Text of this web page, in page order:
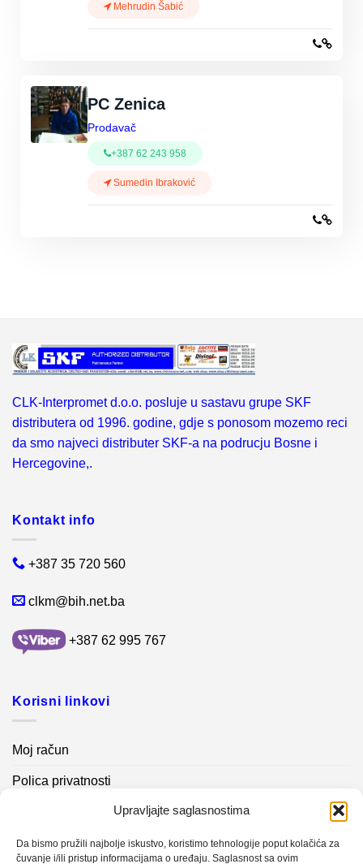
Upravljajte saglasnostima
Da bismo pružili najbolje iskustvo, koristimo tehnologije poput kolačića za
čuvanje i/ili pristup informacijama o uređaju. Saglasnost sa ovim
Mehrudin Šabić
PC Zenica
Prodavač
+387 62 243 958
Sumedin Ibraković
CLK-Interpromet d.o.o. posluje u sastavu grupe SKF
distributera od 1996. godine, gdje s ponosom mozemo reci
da smo najveci distributer SKF-a na podrucju Bosne i
Hercegovine,.
Kontakt info
+387 35 720 560
clkm@bih.net.ba
+387 62 995 767
Korisni linkovi
Moj račun
Polica privatnosti
Kontakt info